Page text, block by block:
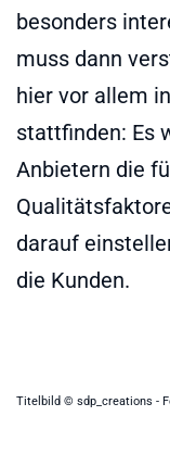
besonders
muss dann
hier vor allem
stattfinden: Es
Anbietern die
darauf
die Kunden.
Titelbild © sdp_creations -